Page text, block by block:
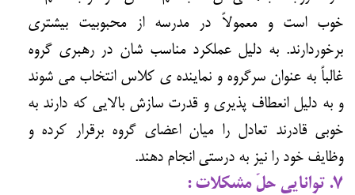
خوب است و معمولاً در مدرسه از محبوبیت بیشتری
برخوردارند. به دلیل عملکرد مناسب شان در رهبری گروه
غالباً به عنوان سرگروه و نماینده ی کلاس انتخاب می شوند
و به دلیل انعطاف پذیری و قدرت سازش بالایی که دارند به
خوبی قادرند تعادل را میان اعضای گروه برقرار کرده و
وظایف خود را نیز به درستی انجام دهند.
۷. توانایی حلّ مشکلات :